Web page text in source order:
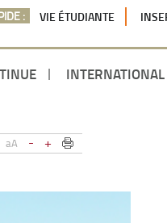
: VIE ÉTUDIANTE
INTERNATIONAL
aA - +